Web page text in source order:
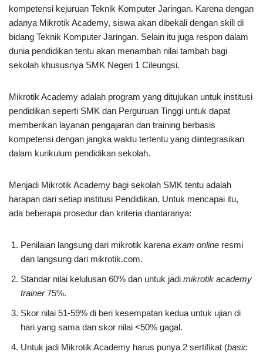
kompetensi kejuruan Teknik Komputer Jaringan. Karena dengan
adanya Mikrotik Academy, siswa akan dibekali dengan skill di
bidang Teknik Komputer Jaringan. Selain itu juga respon dalam
dunia pendidikan tentu akan menambah nilai tambah bagi
sekolah khususnya SMK Negeri 1 Cileungsi.
Mikrotik Academy adalah program yang ditujukan untuk institusi
pendidikan seperti SMK dan Perguruan Tinggi untuk dapat
memberikan layanan pengajaran dan training berbasis
kompetensi dengan jangka waktu tertentu yang diintegrasikan
dalam kurikulum pendidikan sekolah.
Menjadi Mikrotik Academy bagi sekolah SMK tentu adalah
harapan dari setiap institusi Pendidikan. Untuk mencapai itu,
ada beberapa prosedur dan kriteria diantaranya:
Penilaian langsung dari mikrotik karena exam online resmi
dan langsung dari mikrotik.com.
Standar nilai kelulusan 60% dan untuk jadi mikrotik academy
trainer75%.
Skor nilai 51-59% di beri kesempatan kedua untuk ujian di
hari yang sama dan skor nilai <50% gagal.
Untuk jadi Mikrotik Academy harus punya 2 sertifikat (basic